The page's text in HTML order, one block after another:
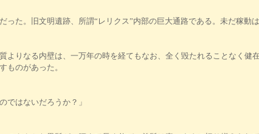
た。旧文明遺跡、所謂“レリクス”内部の巨大通路である。未だ稼動
りなる内壁は、一万年の時を経てもなお、全く毀たれることなく健在
ものがあった。
ではないだろうか？」